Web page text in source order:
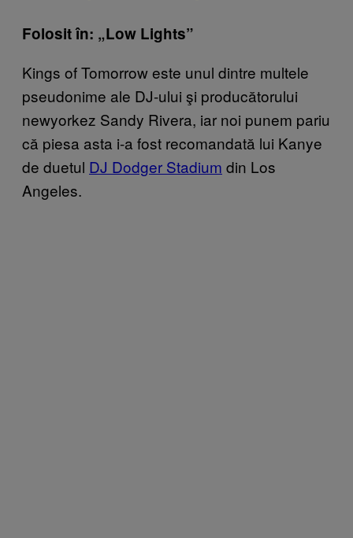
Folosit în: „Low Lights”
Kings of Tomorrow este unul dintre multele
pseudonime ale DJ-ului şi producătorului
newyorkez Sandy Rivera, iar noi punem pariu
că piesa asta i-a fost recomandată lui Kanye
de duetul DJ Dodger Stadium din Los
Angeles.